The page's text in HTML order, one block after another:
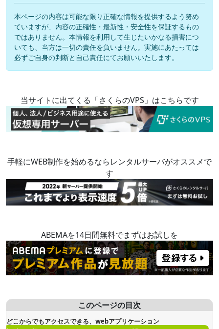
本ページの内容は可能な限り正確な情報を提供するよう努め
ていますが、内容の正確性・最新性・安全性を保証するもの
ではありません。本情報を利用して生じたいかなる損害につ
いても、当方は一切の責任を負いません。実施にあたっては
必ずご自身の判断と自己責任にてお願いいたします。
当サイトに出てくる「さくらのVPS」はこちらです
手軽にWEB制作を始めるならレンタルサーバがオススメで
す
ABEMAを14日間無料でまずはお試しを
このページの目次
どこからでもアクセスできる、webアプリケーション